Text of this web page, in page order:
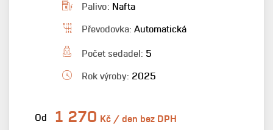
Palivo: Nafta
Převodovka: Automatická
Počet sedadel: 5
Rok výroby: 2025
Od 1 270 Kč / den bez DPH